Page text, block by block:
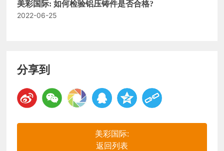
美彩国际: 如何检验铝压铸件是否合格?
2022-06-25
分享到
美彩国际:
返回列表